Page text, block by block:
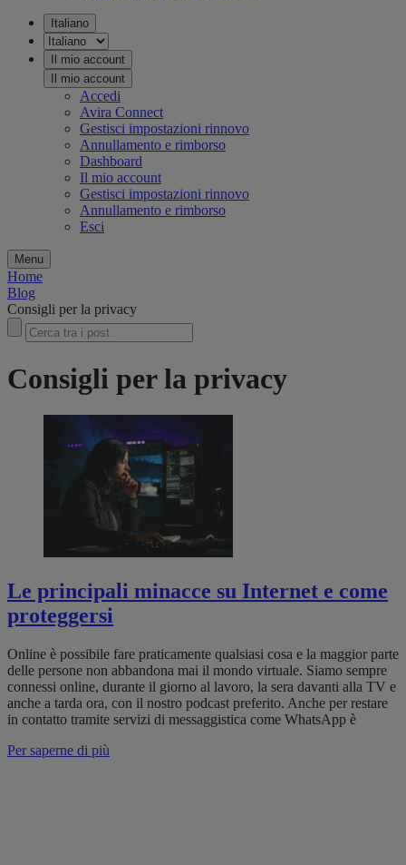
Italiano
Il mio account
Il mio account
Accedi
Avira Connect
Gestisci impostazioni rinnovo
Annullamento e rimborso
Dashboard
Il mio account
Gestisci impostazioni rinnovo
Annullamento e rimborso
Esci
Menu
Home
Blog
Consigli per la privacy
Consigli per la privacy
Le principali minacce su Internet e come
proteggersi
Online è possibile fare praticamente qualsiasi cosa e la maggior parte
delle persone non abbandona mai il mondo virtuale. Siamo sempre
connessi online, durante il giorno al lavoro, la sera davanti alla TV e
anche a tarda ora, con il nostro podcast preferito. Anche per restare
in contatto tramite servizi di messaggistica come WhatsApp è
Per saperne di più